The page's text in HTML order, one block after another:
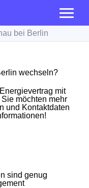
bei Berlin
wechseln?
mit
möchten mehr
und Kontaktdaten
sind genug